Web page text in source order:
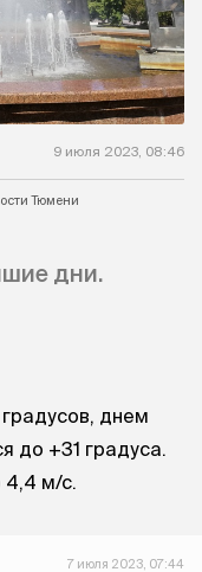
9 июля 2023, 08:46
Тюмени
дни.
днем
до +31 градуса.
м/с.
7 июля 2023, 07:44